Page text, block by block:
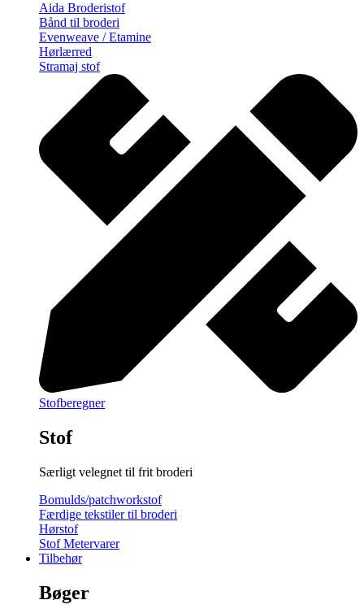
Aida Broderistof
Bånd til broderi
Evenweave / Etamine
Hørlærred
Stramaj stof
Stofberegner
Stof
Særligt velegnet til frit broderi
Bomulds/patchworkstof
Færdige tekstiler til broderi
Hørstof
Stof Metervarer
Tilbehør
Bøger